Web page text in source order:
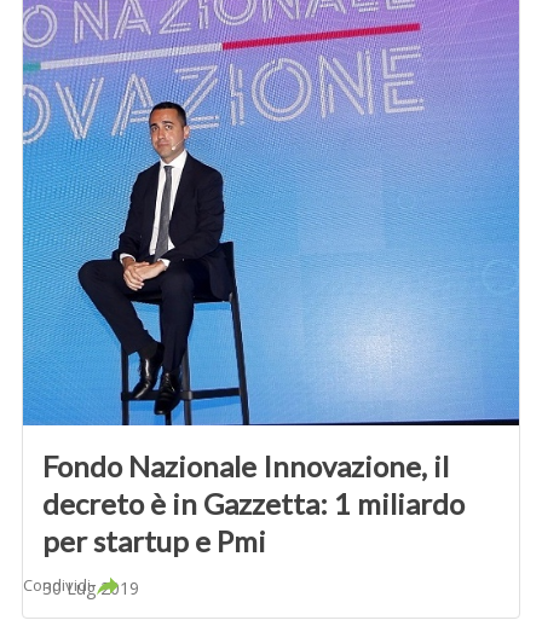
Fondo Nazionale Innovazione, il
decreto è in Gazzetta: 1 miliardo
per startup e Pmi
30 Lug 2019
Condividi